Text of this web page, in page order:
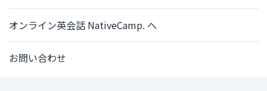
オンライン英会話 NativeCamp. へ
お問い合わせ